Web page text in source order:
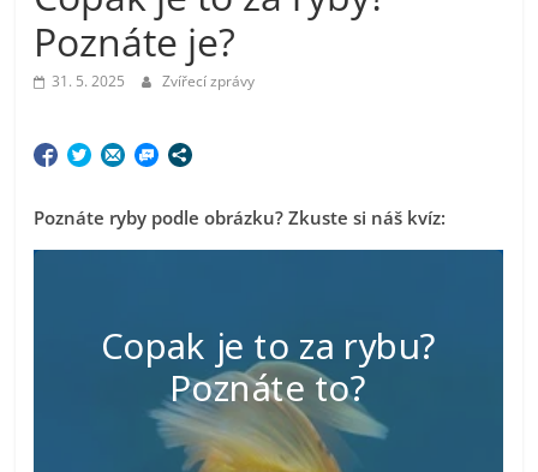
Poznáte je?
31. 5. 2025 Zvířecí zprávy
Poznáte ryby podle obrázku? Zkuste si náš kvíz: